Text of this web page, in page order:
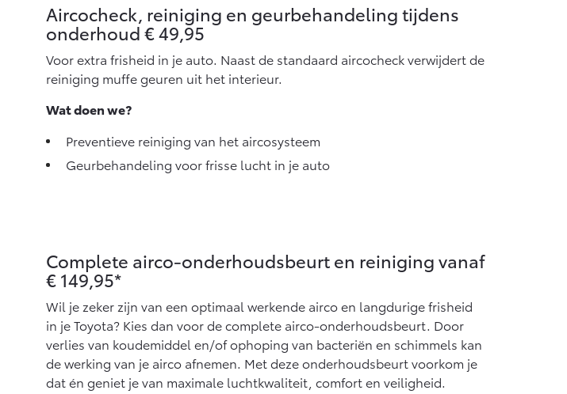
Aircocheck, reiniging en geurbehandeling tijdens
onderhoud € 49,95
Voor extra frisheid in je auto. Naast de standaard aircocheck verwijdert de
reiniging muffe geuren uit het interieur.
Wat doen we?
Preventieve reiniging van het aircosysteem
Geurbehandeling voor frisse lucht in je auto
Complete airco-onderhoudsbeurt en reiniging vanaf
€ 149,95*
Wil je zeker zijn van een optimaal werkende airco en langdurige frisheid
in je Toyota? Kies dan voor de complete airco-onderhoudsbeurt. Door
verlies van koudemiddel en/of ophoping van bacteriën en schimmels kan
de werking van je airco afnemen. Met deze onderhoudsbeurt voorkom je
dat én geniet je van maximale luchtkwaliteit, comfort en veiligheid.